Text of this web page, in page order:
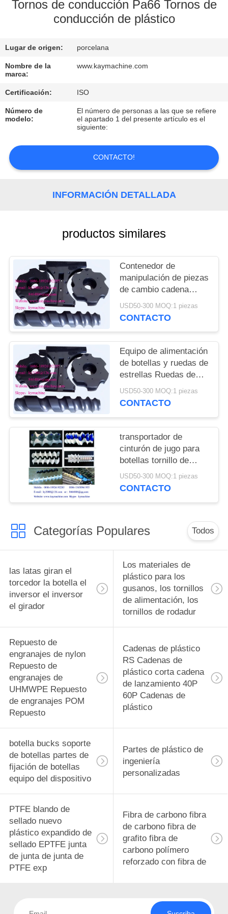
CONTROL
CALIDAD
CONTACTO
NOTICIAS
SOLICITAR
UNA
PRIVACY
POLICY
Tornos de conducción Pa66 Tornos de
conducción de plástico
Lugar de origen: porcelana
Nombre de la
marca:
www.kaymachine.com
Certificación: ISO
Número de
modelo:
El número de personas a las que se refiere
el apartado 1 del presente artículo es el
siguiente:
CONTACTO!
INFORMACIÓN DETALLADA
productos similares
Contenedor de
manipulación de piezas
de cambio cadena
transportadora para
cerveza línea de
alimentación China
fabricante
USD50-300 MOQ:1 piezas
CONTACTO
Equipo de alimentación
de botellas y ruedas de
estrellas Ruedas de
estrellas de plástico y
engranajes de plástico
USD50-300 MOQ:1 piezas
CONTACTO
transportador de
cinturón de jugo para
botellas tornillo de
alimentación para
botellas tornillos de
equipos de
USD50-300 MOQ:1 piezas
CONTACTO
Categorías Populares Todos
las latas giran el
torcedor la botella el
inversor el inversor
el girador
Los materiales de
plástico para los
gusanos, los tornillos
de alimentación, los
tornillos de rodadur
Repuesto de
engranajes de nylon
Repuesto de
engranajes de
UHMWPE Repuesto
de engranajes POM
Repuesto
Cadenas de plástico
RS Cadenas de
plástico corta cadena
de lanzamiento 40P
60P Cadenas de
plástico
botella bucks soporte
de botellas partes de
fijación de botellas
equipo del dispositivo
Partes de plástico de
ingeniería
personalizadas
PTFE blando de
sellado nuevo
plástico expandido de
sellado EPTFE junta
de junta de junta de
PTFE exp
Fibra de carbono fibra
de carbono fibra de
grafito fibra de
carbono polímero
reforzado con fibra de